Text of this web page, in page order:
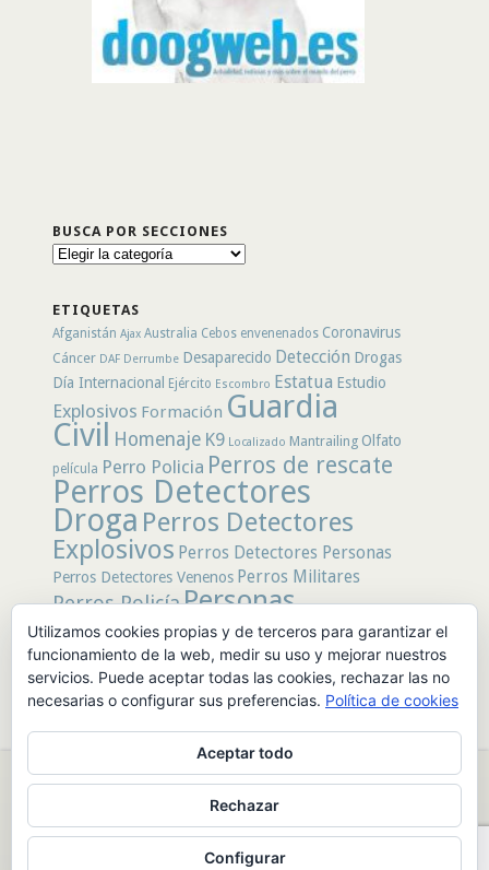
BUSCA POR SECCIONES
Busca
ETIQUETAS
Afganistán Ajax Australia Cebos envenenados Coronavirus
Cáncer DAF Derrumbe Desaparecido Detección Drogas
Día Internacional Ejército Escombro Estatua Estudio
Explosivos Formación Guardia
Civil Homenaje K9 Localizado Mantrailing Olfato
película Perro Policia Perros de rescate
Perros Detectores
Droga Perros Detectores
Explosivos Perros Detectores Personas
Perros Detectores Venenos Perros Militares
Perros PolicíaPersonas
Desaparecidas Policía Policía Local
Policía Nacionalrastro rescate Restos
humanosTerremoto Tertulias Caninas Unidad
canina Veneno Video
© 2026 PerrosdeBusqueda |Política de Privacidad y Aviso Legal|
Utilizamos cookies propias y de terceros para garantizar el
funcionamiento de la web, medir su uso y mejorar nuestros
servicios. Puede aceptar todas las cookies, rechazar las no
necesarias o configurar sus preferencias. Política de cookies
Aceptar todo
Rechazar
Configurar